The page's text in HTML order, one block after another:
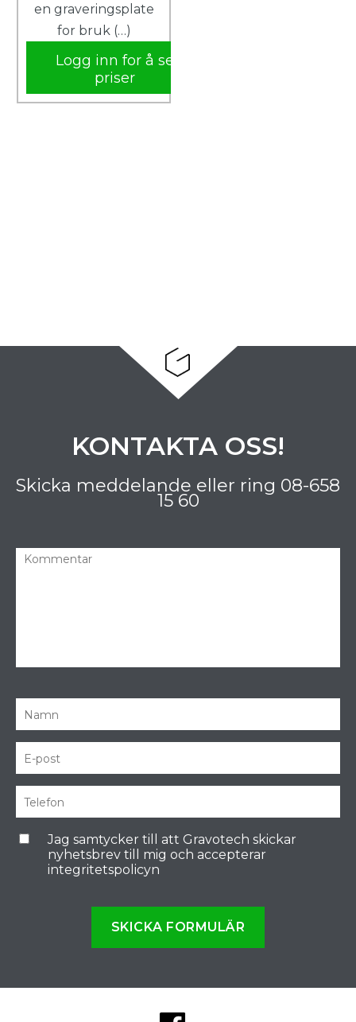
en graveringsplate
for bruk (…)
Logg inn for å se
priser
KONTAKTA OSS!
Skicka meddelande eller ring 08-658
15 60
Jag samtycker till att Gravotech skickar
nyhetsbrev till mig och accepterar
integritetspolicyn
SKICKA FORMULÄR